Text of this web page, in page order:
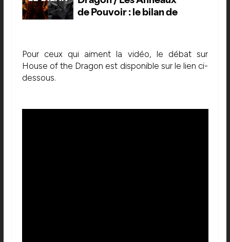
Pour ceux qui aiment la vidéo, le débat sur
House of the Dragon est disponible sur le lien ci-
dessous.